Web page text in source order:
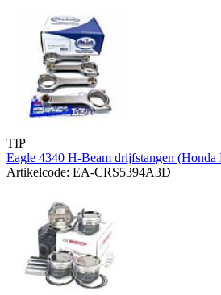
TIP
Eagle 4340 H-Beam drijfstangen
Artikelcode: EA-CRS5394A3D